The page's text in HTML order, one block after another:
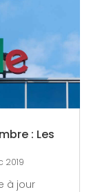
: Les
2019
à jour